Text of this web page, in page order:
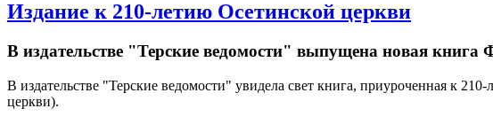
Издание к 210-летию Осетинской церкви
В издательстве "Терские ведомости" выпущена новая книга
В издательстве "Терские ведомости" увидела свет книга, приуроченная к
церкви).